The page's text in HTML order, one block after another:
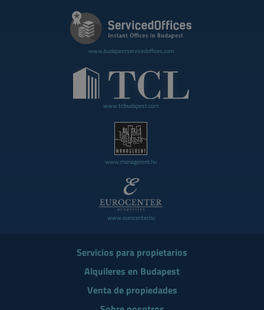
www.budapestservicedoffices.com
www.tclbudapest.com
www.managerent.hu
www.eurocenter.hu
Servicios para propietarios
Alquileres en Budapest
Venta de propiedades